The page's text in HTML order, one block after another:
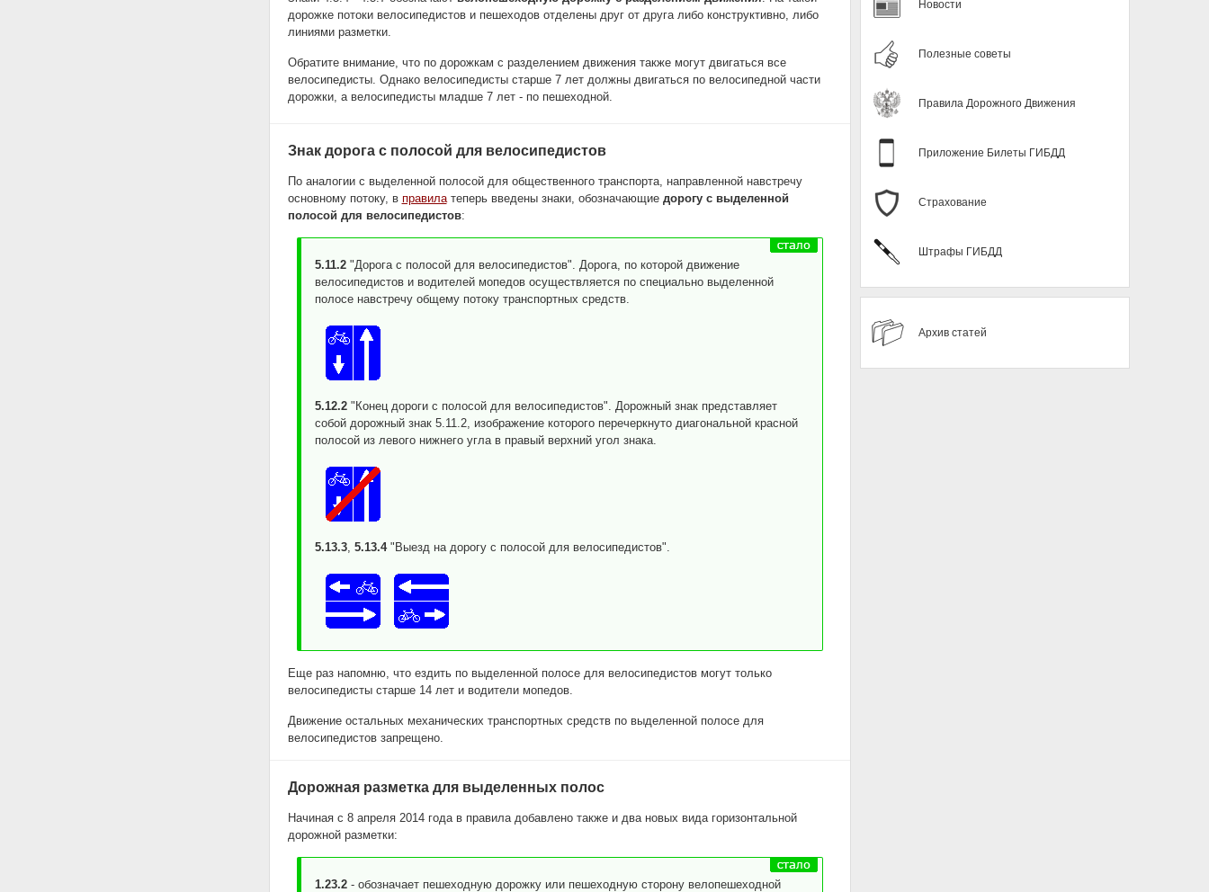
дорожке потоки велосипедистов и пешеходов отделены друг от друга либо конструктивно, либо
линиями разметки.
Обратите внимание, что по дорожкам с разделением движения также могут двигаться все
велосипедисты. Однако велосипедисты старше 7 лет должны двигаться по велосипедной части
дорожки, а велосипедисты младше 7 лет - по пешеходной.
Знак дорога с полосой для велосипедистов
По аналогии с выделенной полосой для общественного транспорта, направленной навстречу
основному потоку, в правилатеперь введены знаки, обозначающие дорогу с выделенной
полосой для велосипедистов:
5.11.2"Дорога с полосой для велосипедистов". Дорога, по которой движение
велосипедистов и водителей мопедов осуществляется по специально выделенной
полосе навстречу общему потоку транспортных средств.
5.12.2"Конец дороги с полосой для велосипедистов". Дорожный знак представляет
собой дорожный знак 5.11.2, изображение которого перечеркнуто диагональной красной
полосой из левого нижнего угла в правый верхний угол знака.
5.13.3, 5.13.4"Выезд на дорогу с полосой для велосипедистов".
Еще раз напомню, что ездить по выделенной полосе для велосипедистов могут только
велосипедисты старше 14 лет и водители мопедов.
Движение остальных механических транспортных средств по выделенной полосе для
велосипедистов запрещено.
Дорожная разметка для выделенных полос
Начиная с 8 апреля 2014 года в правила добавлено также и два новых вида горизонтальной
дорожной разметки:
1.23.2- обозначает пешеходную дорожку или пешеходную сторону велопешеходной
Новости
Полезные советы
Правила Дорожного Движения
Приложение Билеты ГИБДД
Страхование
Штрафы ГИБДД
Архив статей